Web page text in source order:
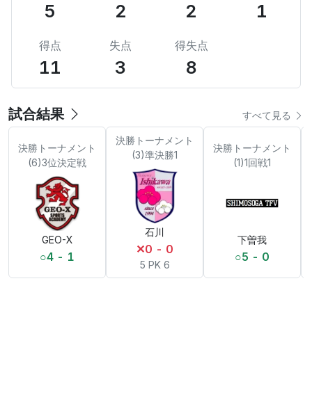
5 2 2 1
得点
11
失点
3
得失点
8
試合結果 すべて見る
決勝トーナメント
(6)3位決定戦
GEO-X
○4 - 1
決勝トーナメント
(3)準決勝1
石川
✕0 - 0
5 PK 6
決勝トーナメント
(1)1回戦1
下曽我
○5 - 0